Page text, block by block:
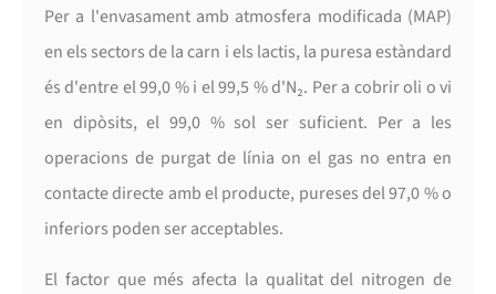
Per a l'envasament amb atmosfera modificada (MAP)
en els sectors de la carn i els lactis, la puresa estàndard
és d'entre el 99,0 % i el 99,5 % d'N₂. Per a cobrir oli o vi
en dipòsits, el 99,0 % sol ser suficient. Per a les
operacions de purgat de línia on el gas no entra en
contacte directe amb el producte, pureses del 97,0 % o
inferiors poden ser acceptables.
El factor que més afecta la qualitat del nitrogen de